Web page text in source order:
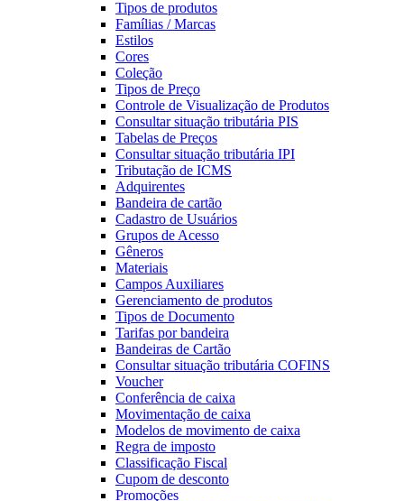
Tipos de produtos
Famílias / Marcas
Estilos
Cores
Coleção
Tipos de Preço
Controle de Visualização de Produtos
Consultar situação tributária PIS
Tabelas de Preços
Consultar situação tributária IPI
Tributação de ICMS
Adquirentes
Bandeira de cartão
Cadastro de Usuários
Grupos de Acesso
Gêneros
Materiais
Campos Auxiliares
Gerenciamento de produtos
Tipos de Documento
Tarifas por bandeira
Bandeiras de Cartão
Consultar situação tributária COFINS
Voucher
Conferência de caixa
Movimentação de caixa
Modelos de movimento de caixa
Regra de imposto
Classificação Fiscal
Cupom de desconto
Promoções